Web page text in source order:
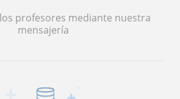
profesores mediante nuestra
mensajería